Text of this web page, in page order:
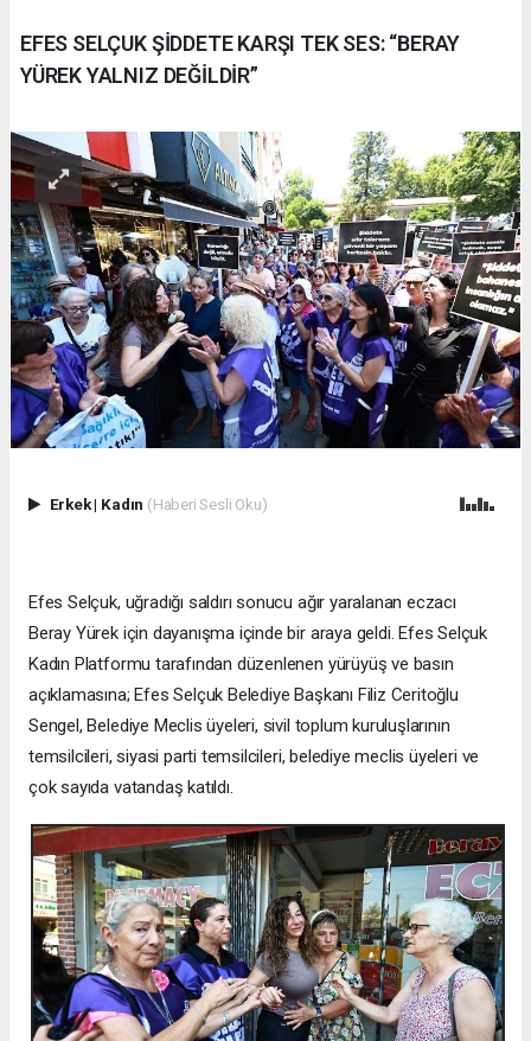
EFES SELÇUK ŞİDDETE KARŞI TEK SES: “BERAY
YÜREK YALNIZ DEĞİLDİR”
Erkek| Kadın (Haberi Sesli Oku)
Efes Selçuk, uğradığı saldırı sonucu ağır yaralanan eczacı
Beray Yürek için dayanışma içinde bir araya geldi. Efes Selçuk
Kadın Platformu tarafından düzenlenen yürüyüş ve basın
açıklamasına; Efes Selçuk Belediye Başkanı Filiz Ceritoğlu
Sengel, Belediye Meclis üyeleri, sivil toplum kuruluşlarının
temsilcileri, siyasi parti temsilcileri, belediye meclis üyeleri ve
çok sayıda vatandaş katıldı.